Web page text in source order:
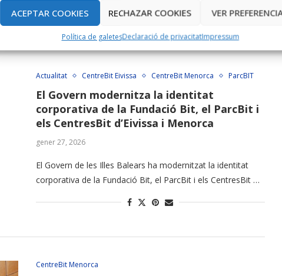
ACEPTAR COOKIES RECHAZAR COOKIES VER
Política de galetesDeclaració de privacitatImpressum
Actualitat CentreBit Eivissa CentreBit Menorca ParcBIT
El Govern modernitza la identitat
corporativa de la Fundació Bit, el ParcBit i
els CentresBit d’Eivissa i Menorca
gener 27, 2026
El Govern de les Illes Balears ha modernitzat la identitat
corporativa de la Fundació Bit, el ParcBit i els CentresBit …
CentreBit Menorca